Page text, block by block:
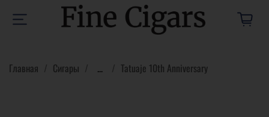
Главная Сигары ... Tatuaje 10th Anniversary